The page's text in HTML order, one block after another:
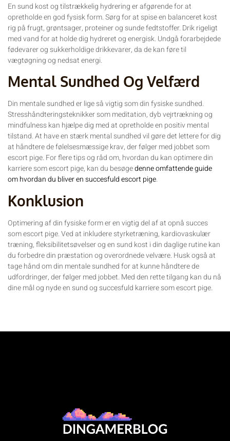
En sund kost og tilstrækkelig hydrering er afgørende for at
opretholde en god fysisk form. Sørg for at spise en balanceret kost
rig på frugt, grøntsager, proteiner og sunde fedtstoffer. Drik rigeligt
med vand for at holde dig hydreret og energisk. Undgå forarbejdede
fødevarer og sukkerholdige drikkevarer, da de kan føre til
vægtøgning og nedsat energi.
Mental Sundhed Og Velfærd
Din mentale sundhed er lige så vigtig som din fysiske sundhed.
Stresshåndteringsteknikker som meditation, dyb vejrtrækning og
mindfulness kan hjælpe dig med at opretholde en positiv mental
tilstand. At have en stærk mental sundhed vil gøre det lettere for dig
at håndtere de følelsesmæssige krav, der følger med jobbet som
escort pige. For flere tips og råd om, hvordan du kan optimere din
karriere som escort pige, kan du besøgedenne omfattende guide
om hvordan du bliver en succesfuld escort pige.
Konklusion
Optimering af din fysiske form er en vigtig del af at opnå succes
som escort pige. Ved at inkludere styrketræning, kardiovaskulær
træning, fleksibilitetsøvelser og en sund kost i din daglige rutine kan
du forbedre din præstation og overordnede velvære. Husk også at
tage hånd om din mentale sundhed for at kunne håndtere de
udfordringer, der følger med jobbet. Med den rette tilgang kan du nå
dine mål og nyde en sund og succesfuld karriere som escort pige.